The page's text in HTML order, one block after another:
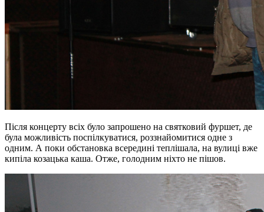
Після концерту всіх було запрошено на святковий фуршет, де
була можливість поспілкуватися, роззнайомитися одне з
одним. А поки обстановка всередині теплішала, на вулиці вже
кипіла козацька каша. Отже, голодним ніхто не пішов.